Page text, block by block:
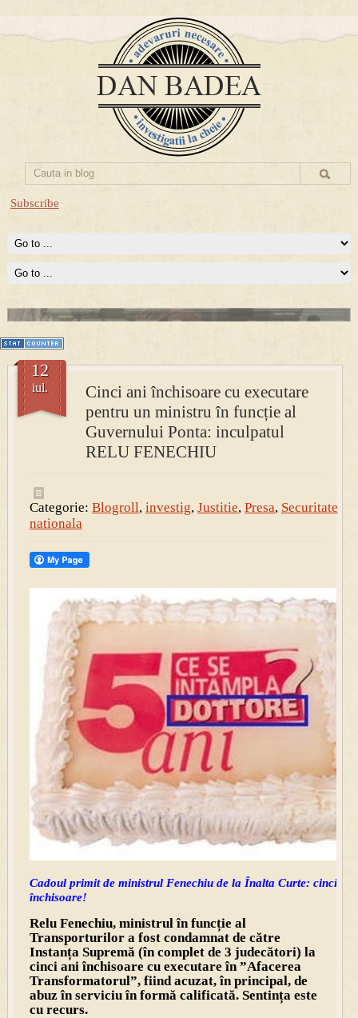
Subscribe
PRESA
Permise pentru vânătoarea de porci în costume, cu gulere albe
Prima mea carte publicata (Nemira)
Averea Presedintelui: prima lucrare despre controversatele
conturi secrete ale Securitatii.
Cinci ani închisoare cu executare
pentru un ministru în funcție al
Guvernului Ponta: inculpatul
RELU FENECHIU
12
iul.
Categorie: Blogroll, investig, Justitie, Presa, Securitate
nationala
Cadoul primit de ministrul Fenechiu de la Înalta Curte: cinci ani
închisoare!
Relu Fenechiu, ministrul în funcție al
Transporturilor a fost condamnat de către
Instanța Supremă (în complet de 3 judecători) la
cinci ani închisoare cu executare în ”Afacerea
Transformatorul”, fiind acuzat, în principal, de
abuz în serviciu în formă calificată. Sentința este
cu recurs.